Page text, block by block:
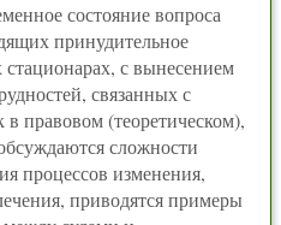
состояние вопроса
принудительное
с вынесением
связанных с
правовом (теоретическом),
сложности
процессов изменения,
приводятся примеры